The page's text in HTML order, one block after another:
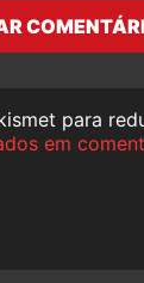
para
em